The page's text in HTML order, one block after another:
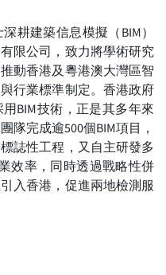
耕建築信息模擬（BIM）
限公司，致力將學術研究
動香港及粵港澳大灣區智
行業標準制定。香港政府
BIM技術，正是其多年來
隊完成逾500個BIM項目，
誌性工程，又自主研發多
效率，同時透過戰略性併
入香港，促進兩地檢測服